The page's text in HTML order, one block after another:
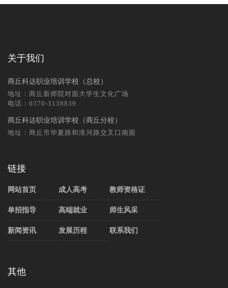
关于我们
商丘科达职业培训学校（总校）
地址：商丘新师院对面大学生文化广场
电话：0370-3138839
商丘科达职业培训学校（商丘分校）
地址：商丘市华夏路和淮河路交叉口南面
链接
网站首页 成人高考 教师资格证
单招指导 高端就业 师生风采
新闻资讯 发展历程 联系我们
其他